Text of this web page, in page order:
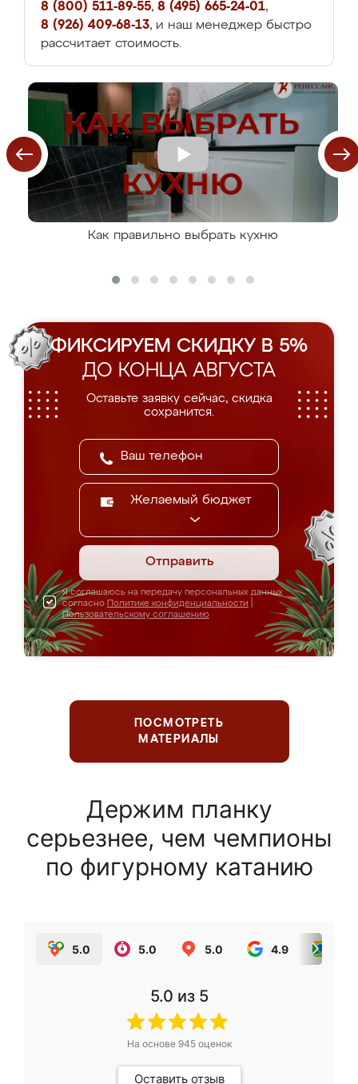
8 (800) 511-89-55, 8 (495) 665-24-01,
8 (926) 409-68-13, и наш менеджер быстро
рассчитает стоимость.
Как правильно выбрать кухню
ФИКСИРУЕМ СКИДКУ В 5%
ДО КОНЦА АВГУСТА
Оставьте заявку сейчас, скидка
сохранится.
Желаемый бюджет
Отправить
Я соглашаюсь на передачу персональных данных
согласно Политике конфиденциальности
Пользовательскому соглашению
ПОСМОТРЕТЬ
МАТЕРИАЛЫ
Держим планку
серьезнее, чем чемпионы
по фигурному катанию
5.0 5.0 5.0 4.9
5.0 из 5
На основе 945оценок
Оставить отзыв